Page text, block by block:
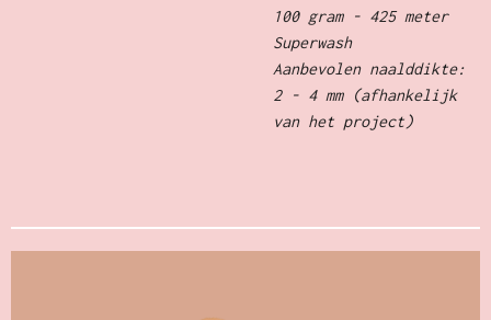
100 gram - 425 meter
Superwash
Aanbevolen naalddikte:
2 - 4 mm (afhankelijk
van het project)